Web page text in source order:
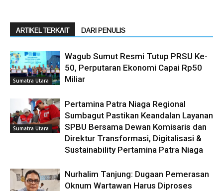
ARTIKEL TERKAIT DARI PENULIS
Sumatra Utara
Wagub Sumut Resmi Tutup PRSU Ke-
50, Perputaran Ekonomi Capai Rp50
Miliar
Sumatra Utara
Pertamina Patra Niaga Regional
Sumbagut Pastikan Keandalan Layanan
SPBU Bersama Dewan Komisaris dan
Direktur Transformasi, Digitalisasi &
Sustainability Pertamina Patra Niaga
Nurhalim Tanjung: Dugaan Pemerasan
Oknum Wartawan Harus Diproses